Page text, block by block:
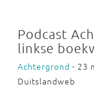
Podcast
linkse
Achtergrond - 23
Duitslandweb